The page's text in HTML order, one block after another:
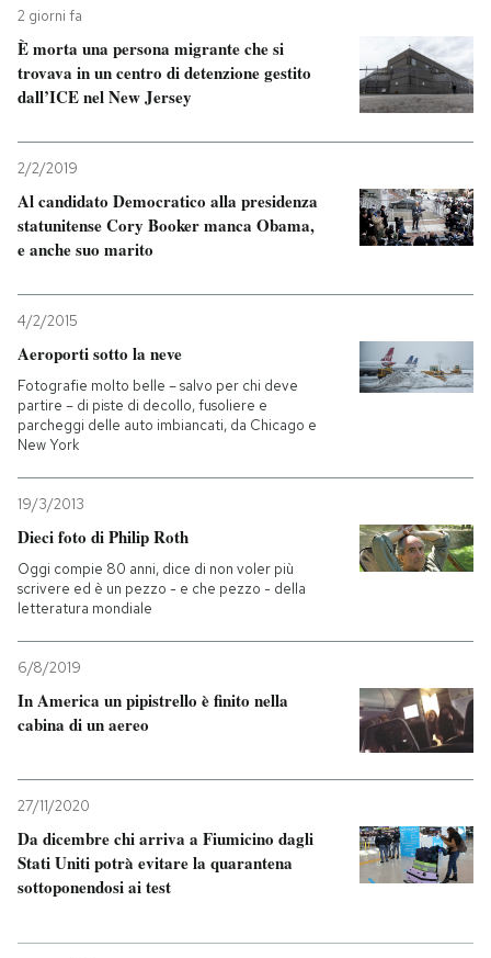
2 giorni fa
È morta una persona migrante che si
trovava in un centro di detenzione gestito
dall’ICE nel New Jersey
2/2/2019
Al candidato Democratico alla presidenza
statunitense Cory Booker manca Obama,
e anche suo marito
4/2/2015
Aeroporti sotto la neve
Fotografie molto belle – salvo per chi deve
partire – di piste di decollo, fusoliere e
parcheggi delle auto imbiancati, da Chicago e
New York
19/3/2013
Dieci foto di Philip Roth
Oggi compie 80 anni, dice di non voler più
scrivere ed è un pezzo - e che pezzo - della
letteratura mondiale
6/8/2019
In America un pipistrello è finito nella
cabina di un aereo
27/11/2020
Da dicembre chi arriva a Fiumicino dagli
Stati Uniti potrà evitare la quarantena
sottoponendosi ai test